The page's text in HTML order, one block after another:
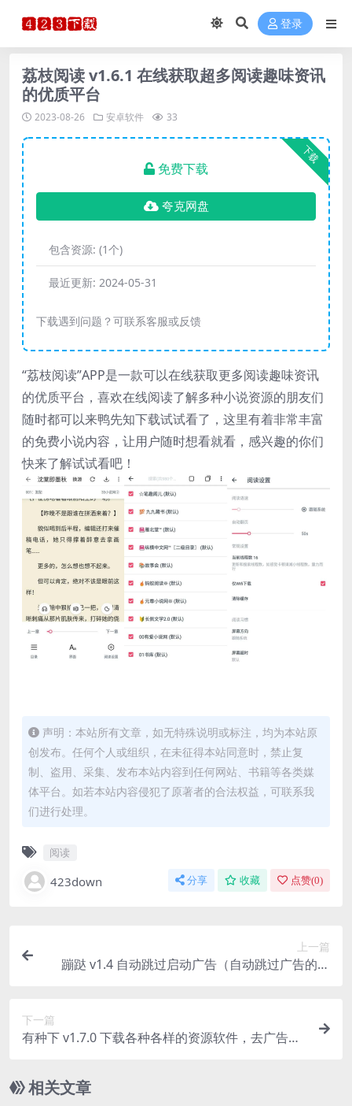
登录
荔枝阅读 v1.6.1 在线获取超多阅读趣味资讯
的优质平台
2023-08-26 安卓软件 33
下载
免费下载
夸克网盘
包含资源: (1个)
最近更新: 2024-05-31
下载遇到问题？可联系客服或反馈
“荔枝阅读”APP是一款可以在线获取更多阅读趣味资讯
的优质平台，喜欢在线阅读了解多种小说资源的朋友们
随时都可以来鸭先知下载试试看了，这里有着非常丰富
的免费小说内容，让用户随时想看就看，感兴趣的你们
快来了解试试看吧！
声明：本站所有文章，如无特殊说明或标注，均为本站原
创发布。任何个人或组织，在未征得本站同意时，禁止复
制、盗用、采集、发布本站内容到任何网站、书籍等各类媒
体平台。如若本站内容侵犯了原著者的合法权益，可联系我
们进行处理。
阅读
423down 分享 收藏 点赞(0)
上一篇
蹦跶 v1.4 自动跳过启动广告（自动跳过广告的软
下一篇
有种下 v1.7.0 下载各种各样的资源软件，去广告纯
相关文章